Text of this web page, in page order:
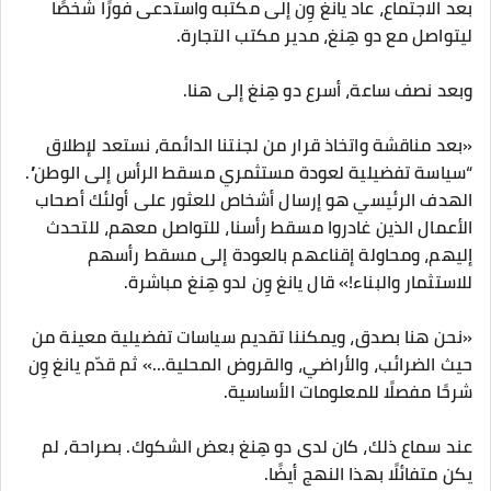
بعد الاجتماع، عاد يانغ وِن إلى مكتبه واستدعى فورًا شخصًا
ليتواصل مع دو هِنغ، مدير مكتب التجارة.
وبعد نصف ساعة، أسرع دو هِنغ إلى هنا.
«بعد مناقشة واتخاذ قرار من لجنتنا الدائمة، نستعد لإطلاق
“سياسة تفضيلية لعودة مستثمري مسقط الرأس إلى الوطن”.
الهدف الرئيسي هو إرسال أشخاص للعثور على أولئك أصحاب
الأعمال الذين غادروا مسقط رأسنا، للتواصل معهم، للتحدث
إليهم، ومحاولة إقناعهم بالعودة إلى مسقط رأسهم
للاستثمار والبناء!» قال يانغ وِن لدو هِنغ مباشرة.
«نحن هنا بصدق، ويمكننا تقديم سياسات تفضيلية معينة من
حيث الضرائب، والأراضي، والقروض المحلية…» ثم قدّم يانغ وِن
شرحًا مفصلًا للمعلومات الأساسية.
عند سماع ذلك، كان لدى دو هِنغ بعض الشكوك. بصراحة، لم
يكن متفائلًا بهذا النهج أيضًا.